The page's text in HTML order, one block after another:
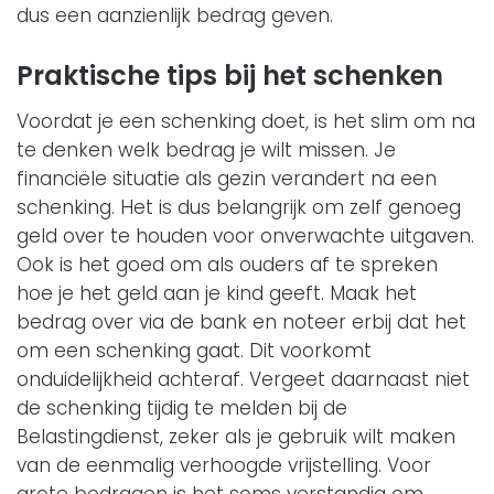
dus een aanzienlijk bedrag geven.
Praktische tips bij het schenken
Voordat je een schenking doet, is het slim om na
te denken welk bedrag je wilt missen. Je
financiële situatie als gezin verandert na een
schenking. Het is dus belangrijk om zelf genoeg
geld over te houden voor onverwachte uitgaven.
Ook is het goed om als ouders af te spreken
hoe je het geld aan je kind geeft. Maak het
bedrag over via de bank en noteer erbij dat het
om een schenking gaat. Dit voorkomt
onduidelijkheid achteraf. Vergeet daarnaast niet
de schenking tijdig te melden bij de
Belastingdienst, zeker als je gebruik wilt maken
van de eenmalig verhoogde vrijstelling. Voor